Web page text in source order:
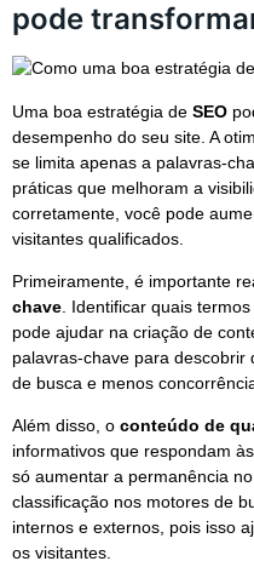
pode
Uma boa estratégia de SEO
desempenho do seu site. A
se limita apenas a palavras-
práticas que melhoram a
corretamente, você pode
visitantes qualificados.
Primeiramente, é importante
chave . Identificar quais
pode ajudar na criação de
palavras-chave para
de busca e menos
Além disso, o conteúdo de
informativos que respondam
só aumentar a permanência
classificação nos motores de
internos e externos, pois isso
os visitantes.